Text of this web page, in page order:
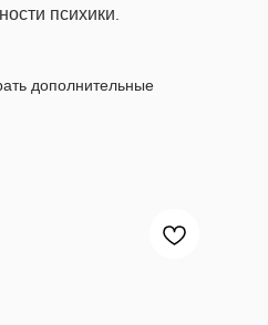
психики.
дополнительные